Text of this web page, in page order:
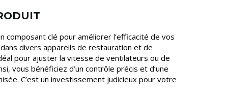
composant clé pour améliorer l’efficacité de vos
divers appareils de restauration et de
pour ajuster la vitesse de ventilateurs ou de
vous bénéficiez d’un contrôle précis et d’une
C’est un investissement judicieux pour votre